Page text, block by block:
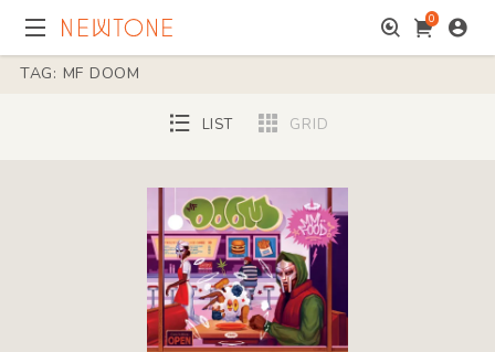
0
TAG: MF DOOM
LIST GRID